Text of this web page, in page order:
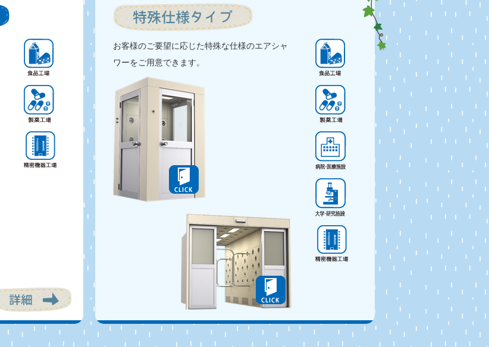
お客様のご要望に応じた特殊な仕様のエアシャ
ワーをご用意できます。